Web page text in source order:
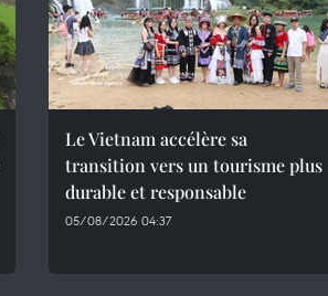
Le Vietnam accélère sa
transition vers un tourisme plus
durable et responsable
05/08/2026 04:37